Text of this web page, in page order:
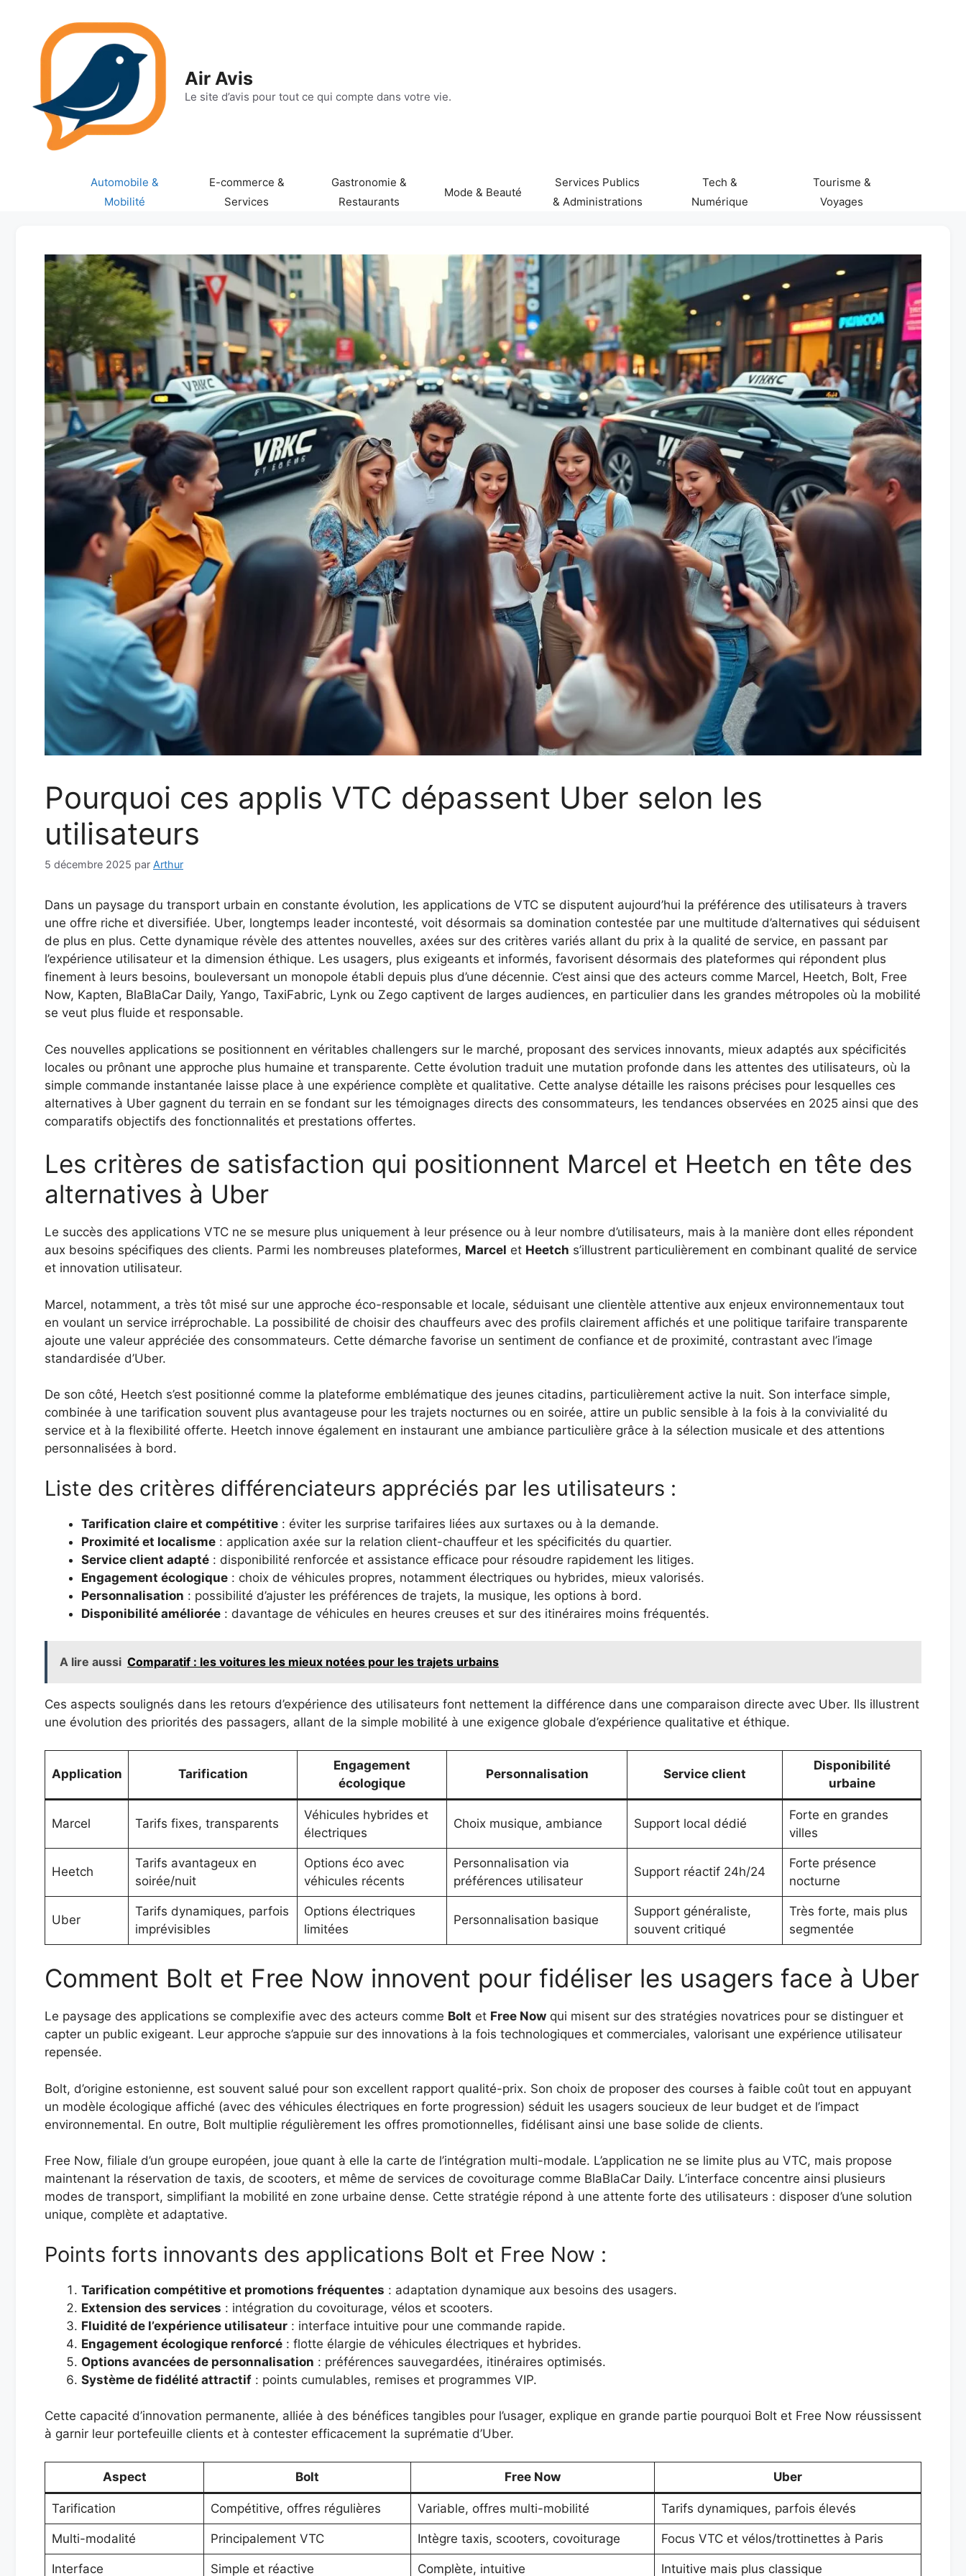
contenu
Air Avis
Le site d’avis pour tout ce qui compte dans votre vie.
Automobile &
Mobilité
E-commerce &
Services
Gastronomie &
Restaurants
Mode & Beauté
Services Publics
& Administrations
Tech &
Numérique
Tourisme &
Voyages
Pourquoi ces applis VTC dépassent Uber selon les
utilisateurs
5 décembre 2025 par Arthur
Dans un paysage du transport urbain en constante évolution, les applications de VTC se disputent aujourd’hui la préférence des utilisateurs à travers
une offre riche et diversifiée. Uber, longtemps leader incontesté, voit désormais sa domination contestée par une multitude d’alternatives qui séduisent
de plus en plus. Cette dynamique révèle des attentes nouvelles, axées sur des critères variés allant du prix à la qualité de service, en passant par
l’expérience utilisateur et la dimension éthique. Les usagers, plus exigeants et informés, favorisent désormais des plateformes qui répondent plus
finement à leurs besoins, bouleversant un monopole établi depuis plus d’une décennie. C’est ainsi que des acteurs comme Marcel, Heetch, Bolt, Free
Now, Kapten, BlaBlaCar Daily, Yango, TaxiFabric, Lynk ou Zego captivent de larges audiences, en particulier dans les grandes métropoles où la mobilité
se veut plus fluide et responsable.
Ces nouvelles applications se positionnent en véritables challengers sur le marché, proposant des services innovants, mieux adaptés aux spécificités
locales ou prônant une approche plus humaine et transparente. Cette évolution traduit une mutation profonde dans les attentes des utilisateurs, où la
simple commande instantanée laisse place à une expérience complète et qualitative. Cette analyse détaille les raisons précises pour lesquelles ces
alternatives à Uber gagnent du terrain en se fondant sur les témoignages directs des consommateurs, les tendances observées en 2025 ainsi que des
comparatifs objectifs des fonctionnalités et prestations offertes.
Les critères de satisfaction qui positionnent Marcel et Heetch en tête des
alternatives à Uber
Le succès des applications VTC ne se mesure plus uniquement à leur présence ou à leur nombre d’utilisateurs, mais à la manière dont elles répondent
aux besoins spécifiques des clients. Parmi les nombreuses plateformes, Marcel et Heetch s’illustrent particulièrement en combinant qualité de service
et innovation utilisateur.
Marcel, notamment, a très tôt misé sur une approche éco-responsable et locale, séduisant une clientèle attentive aux enjeux environnementaux tout
en voulant un service irréprochable. La possibilité de choisir des chauffeurs avec des profils clairement affichés et une politique tarifaire transparente
ajoute une valeur appréciée des consommateurs. Cette démarche favorise un sentiment de confiance et de proximité, contrastant avec l’image
standardisée d’Uber.
De son côté, Heetch s’est positionné comme la plateforme emblématique des jeunes citadins, particulièrement active la nuit. Son interface simple,
combinée à une tarification souvent plus avantageuse pour les trajets nocturnes ou en soirée, attire un public sensible à la fois à la convivialité du
service et à la flexibilité offerte. Heetch innove également en instaurant une ambiance particulière grâce à la sélection musicale et des attentions
personnalisées à bord.
Liste des critères différenciateurs appréciés par les utilisateurs :
Tarification claire et compétitive : éviter les surprise tarifaires liées aux surtaxes ou à la demande.
Proximité et localisme : application axée sur la relation client-chauffeur et les spécificités du quartier.
Service client adapté : disponibilité renforcée et assistance efficace pour résoudre rapidement les litiges.
Engagement écologique : choix de véhicules propres, notamment électriques ou hybrides, mieux valorisés.
Personnalisation : possibilité d’ajuster les préférences de trajets, la musique, les options à bord.
Disponibilité améliorée : davantage de véhicules en heures creuses et sur des itinéraires moins fréquentés.
A lire aussi Comparatif : les voitures les mieux notées pour les trajets urbains
Ces aspects soulignés dans les retours d’expérience des utilisateurs font nettement la différence dans une comparaison directe avec Uber. Ils illustrent
une évolution des priorités des passagers, allant de la simple mobilité à une exigence globale d’expérience qualitative et éthique.
Application Tarification
Engagement
écologique
Personnalisation Service client
Disponibilité
urbaine
Marcel Tarifs fixes, transparents
Véhicules hybrides et
électriques
Choix musique, ambiance Support local dédié
Forte en grandes
villes
Heetch
Tarifs avantageux en
soirée/nuit
Options éco avec
véhicules récents
Personnalisation via
préférences utilisateur
Support réactif 24h/24
Forte présence
nocturne
Uber
Tarifs dynamiques, parfois
imprévisibles
Options électriques
limitées
Personnalisation basique
Support généraliste,
souvent critiqué
Très forte, mais plus
segmentée
Comment Bolt et Free Now innovent pour fidéliser les usagers face à Uber
Le paysage des applications se complexifie avec des acteurs comme Bolt et Free Now qui misent sur des stratégies novatrices pour se distinguer et
capter un public exigeant. Leur approche s’appuie sur des innovations à la fois technologiques et commerciales, valorisant une expérience utilisateur
repensée.
Bolt, d’origine estonienne, est souvent salué pour son excellent rapport qualité-prix. Son choix de proposer des courses à faible coût tout en appuyant
un modèle écologique affiché (avec des véhicules électriques en forte progression) séduit les usagers soucieux de leur budget et de l’impact
environnemental. En outre, Bolt multiplie régulièrement les offres promotionnelles, fidélisant ainsi une base solide de clients.
Free Now, filiale d’un groupe européen, joue quant à elle la carte de l’intégration multi-modale. L’application ne se limite plus au VTC, mais propose
maintenant la réservation de taxis, de scooters, et même de services de covoiturage comme BlaBlaCar Daily. L’interface concentre ainsi plusieurs
modes de transport, simplifiant la mobilité en zone urbaine dense. Cette stratégie répond à une attente forte des utilisateurs : disposer d’une solution
unique, complète et adaptative.
Points forts innovants des applications Bolt et Free Now :
Tarification compétitive et promotions fréquentes : adaptation dynamique aux besoins des usagers.
Extension des services : intégration du covoiturage, vélos et scooters.
Fluidité de l’expérience utilisateur : interface intuitive pour une commande rapide.
Engagement écologique renforcé : flotte élargie de véhicules électriques et hybrides.
Options avancées de personnalisation : préférences sauvegardées, itinéraires optimisés.
Système de fidélité attractif : points cumulables, remises et programmes VIP.
Cette capacité d’innovation permanente, alliée à des bénéfices tangibles pour l’usager, explique en grande partie pourquoi Bolt et Free Now réussissent
à garnir leur portefeuille clients et à contester efficacement la suprématie d’Uber.
Aspect Bolt Free Now Uber
Tarification Compétitive, offres régulières Variable, offres multi-mobilité Tarifs dynamiques, parfois élevés
Multi-modalité Principalement VTC Intègre taxis, scooters, covoiturage Focus VTC et vélos/trottinettes à Paris
Interface Simple et réactive Complète, intuitive Intuitive mais plus classique